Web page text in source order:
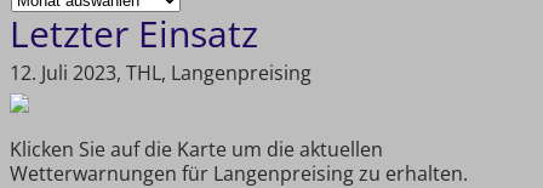
Letzter Einsatz
12. Juli 2023, THL, Langenpreising
Klicken Sie auf die Karte um die aktuellen
Wetterwarnungen für Langenpreising zu erhalten.